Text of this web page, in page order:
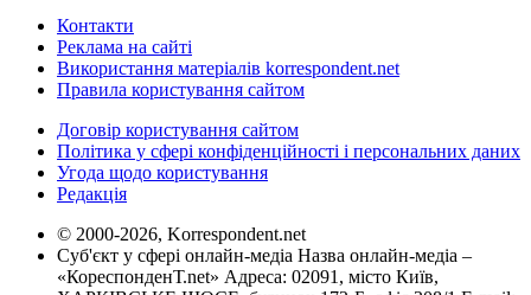
Контакти
Реклама на сайті
Використання матеріалів korrespondent.net
Правила користування сайтом
Договір користування сайтом
Політика у сфері конфіденційності і персональних даних
Угода щодо користування
Редакція
© 2000-2026, Korrespondent.net
Суб'єкт у сфері онлайн-медіа Назва онлайн-медіа –
«КореспонденТ.net» Адреса: 02091, місто Київ,